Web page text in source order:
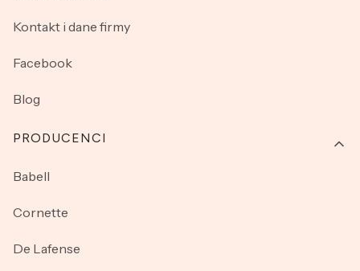
Kontakt i dane firmy
Facebook
Blog
PRODUCENCI
Babell
Cornette
De Lafense